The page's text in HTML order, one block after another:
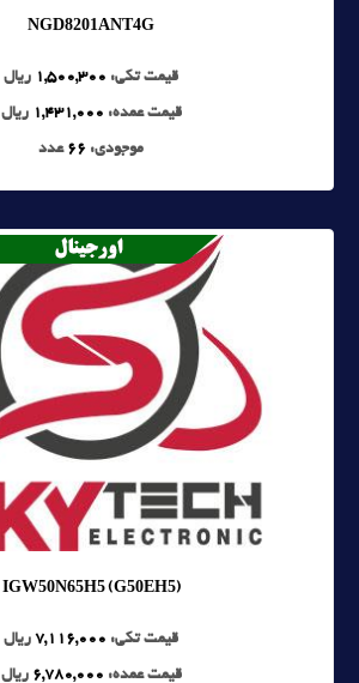
NGD8201ANT4G
قیمت تکی: 1,500,300 ریال
قیمت عمده: 1,431,000 ریال
موجودی: 66 عدد
IGW50N65H5 (G50EH5)
قیمت تکی: 7,116,000 ریال
قیمت عمده: 6,780,000 ریال